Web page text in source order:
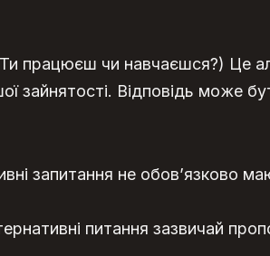
працюєш чи навчаєшся?) Це
зайнятості. Відповідь може
запитання не обов’язково
питання зазвичай